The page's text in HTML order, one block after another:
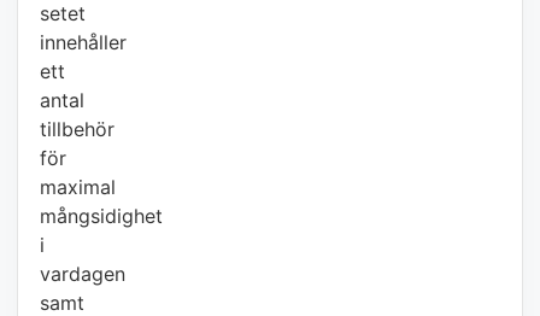
setet
innehåller
ett
antal
tillbehör
för
maximal
mångsidighet
i
vardagen
samt